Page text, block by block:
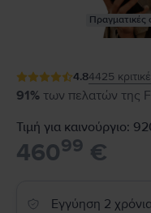
Πραγματικές
4.84425
91% των πελατών της
Τιμή για καινούργιο:
46099 €
Εγγύηση 2